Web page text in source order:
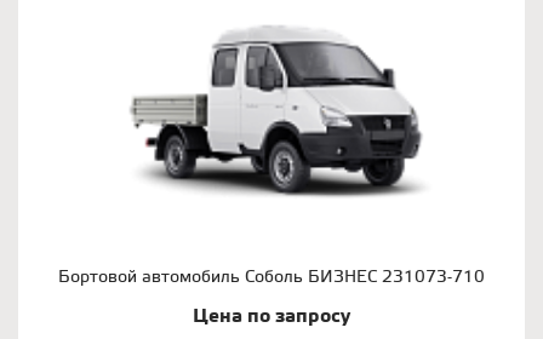
Бортовой автомобиль Соболь БИЗНЕС 231073-710
Цена по запросу